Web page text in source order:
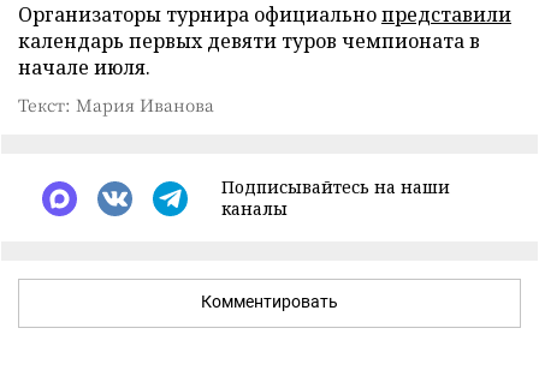
Организаторы турнира официальнопредставили
календарь первых девяти туров чемпионата в
начале июля.
Текст: Мария Иванова
Подписывайтесь на наши
каналы
Комментировать